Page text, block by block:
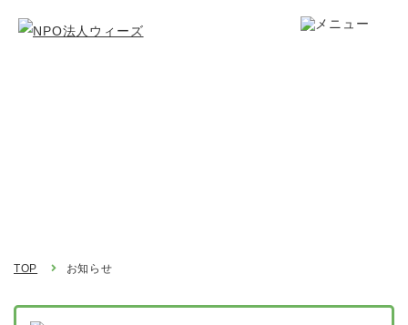
TOP お知らせ